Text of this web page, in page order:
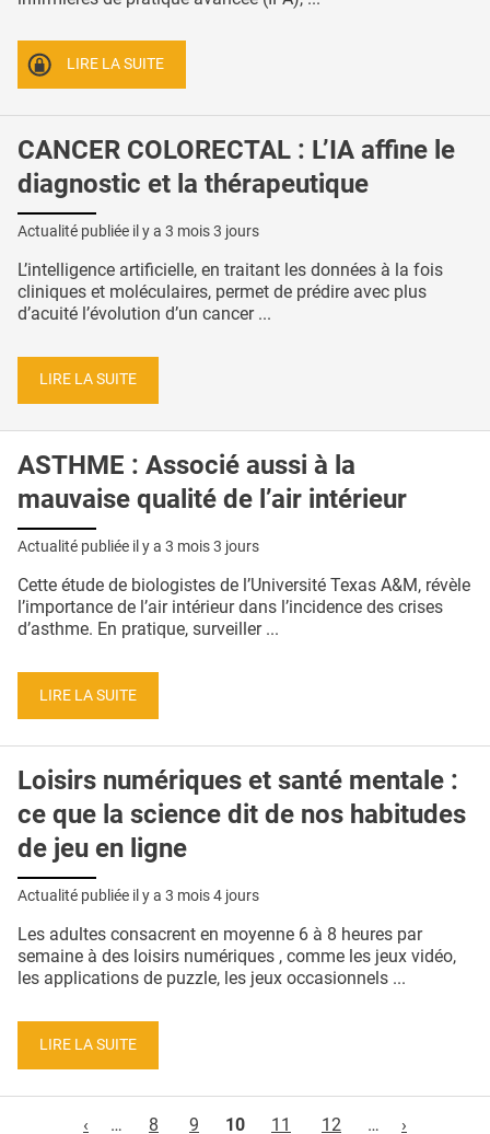
LIRE LA SUITE
CANCER COLORECTAL : L’IA affine le
diagnostic et la thérapeutique
Actualité publiée il y a 3 mois 3 jours
L’intelligence artificielle, en traitant les données à la fois
cliniques et moléculaires, permet de prédire avec plus
d’acuité l’évolution d’un cancer ...
LIRE LA SUITE
ASTHME : Associé aussi à la
mauvaise qualité de l’air intérieur
Actualité publiée il y a 3 mois 3 jours
Cette étude de biologistes de l’Université Texas A&M, révèle
l’importance de l’air intérieur dans l’incidence des crises
d’asthme. En pratique, surveiller ...
LIRE LA SUITE
Loisirs numériques et santé mentale :
ce que la science dit de nos habitudes
de jeu en ligne
Actualité publiée il y a 3 mois 4 jours
Les adultes consacrent en moyenne 6 à 8 heures par
semaine à des loisirs numériques , comme les jeux vidéo,
les applications de puzzle, les jeux occasionnels ...
LIRE LA SUITE
‹
… 8 9 10 11 12 … ›